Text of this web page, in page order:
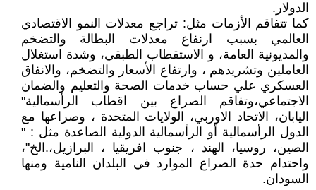
الدولار.
كما تتفاقم الأزمات مثل: تراجع معدلات النمو الاقتصادي
العالمي بسبب ارنفاع معدلات البطالة والتضخم
والمديونية العامة، و الاستقطاب الطبقي، وشدة استغلال
العاملين وتشريدهم ، وارتفاع الأسعار والتضخم، والانفاق
العسكري علي حساب خدمات الصحة والتعليم والضمان
الاجتماعي،وتفاقم الصراع بين اقطاب الرأسمالية"
اليابان، الاتحاد الاوربي، الولايات المتحدة ، وصراعها مع
الدول الرأسمالية أو الرأسمالية الدولية الصاعدة مثل : "
الصين، روسيا، الهند ، جنوب افريقيا ، البرازيل،.الخ"،
واحتدام حدة الصراع الموارد في البلدان النامية ومنها
السودان.